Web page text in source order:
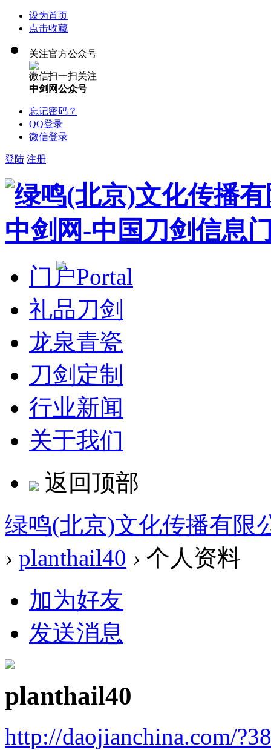
设为首页
点击收藏
关注官方公众号
微信扫一扫关注
中剑网公众号
忘记密码？
QQ登录
微信登录
登陆 注册
门户Portal
礼品刀剑
龙泉青瓷
刀剑定制
行业新闻
关于我们
返回顶部
绿鸣(北京)文化传播有限
› planthail40 › 个人资料
加为好友
发送消息
planthail40
http://daojianchina.com/